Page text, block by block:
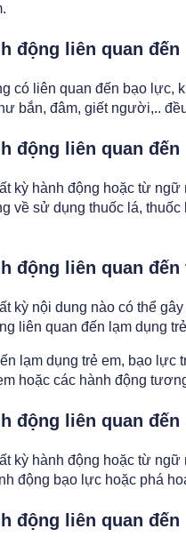
động liên quan
có liên quan đến bạo lực,
bắn, đâm, giết người,..
động liên quan
kỳ hành động hoặc từ
về sử dụng thuốc lá,
động liên quan đến
kỳ nội dung nào có thể
liên quan đến lạm dụng
lạm dụng trẻ em, bạo lực
hoặc các hành động
động liên quan
kỳ hành động hoặc từ
động bạo lực hoặc phá
động liên quan